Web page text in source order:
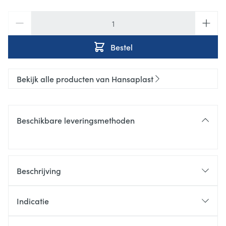
Bestel
Bekijk alle producten van Hansaplast
Beschikbare leveringsmethoden
Beschrijving
Indicatie